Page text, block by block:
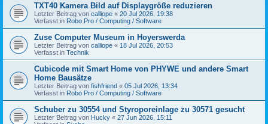
TXT40 Kamera Bild auf Displaygröße reduzieren
Letzter Beitrag von calliope « 20 Jul 2026, 19:38
Verfasst in Robo Pro / Computing / Software
Zuse Computer Museum in Hoyerswerda
Letzter Beitrag von calliope « 18 Jul 2026, 20:53
Verfasst in Technik
Cubicode mit Smart Home von PHYWE und andere Smart
Home Bausätze
Letzter Beitrag von fishfriend « 05 Jul 2026, 13:34
Verfasst in Robo Pro / Computing / Software
Schuber zu 30554 und Styroporeinlage zu 30571 gesucht
Letzter Beitrag von Hucky « 27 Jun 2026, 15:11